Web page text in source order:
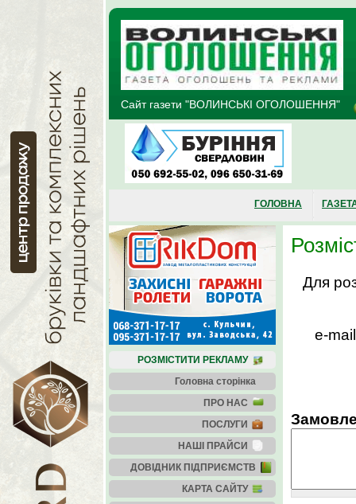
Перейти до основного матеріалу
Сайт газети "ВОЛИНСЬКІ ОГОЛОШЕННЯ"
ГОЛОВНА
РОЗМІСТИТИ РЕКЛАМУ
Головна сторінка
ПРО НАС
ПОСЛУГИ
НАШІ ПРАЙСИ
ДОВІДНИК ПІДПРИЄМСТВ
КАРТА САЙТУ
Для
e-